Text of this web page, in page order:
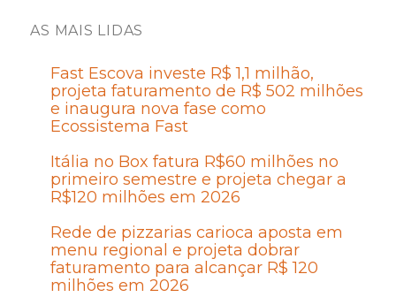
AS MAIS LIDAS
Fast Escova investe R$ 1,1 milhão,
projeta faturamento de R$ 502 milhões
e inaugura nova fase como
Ecossistema Fast
Itália no Box fatura R$60 milhões no
primeiro semestre e projeta chegar a
R$120 milhões em 2026
Rede de pizzarias carioca aposta em
menu regional e projeta dobrar
faturamento para alcançar R$ 120
milhões em 2026